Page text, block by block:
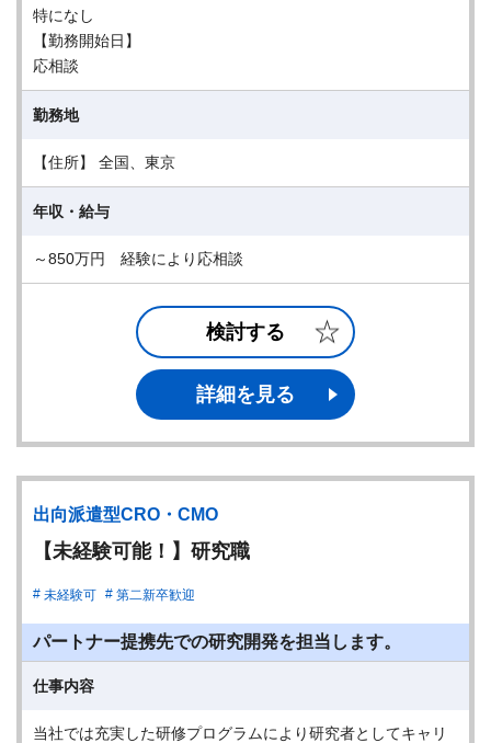
特になし
【勤務開始日】
応相談
勤務地
【住所】 全国、東京
年収・給与
～850万円 経験により応相談
検討する
詳細を見る
出向派遣型CRO・CMO
【未経験可能！】研究職
未経験可 第二新卒歓迎
パートナー提携先での研究開発を担当します。
仕事内容
当社では充実した研修プログラムにより研究者としてキャリ